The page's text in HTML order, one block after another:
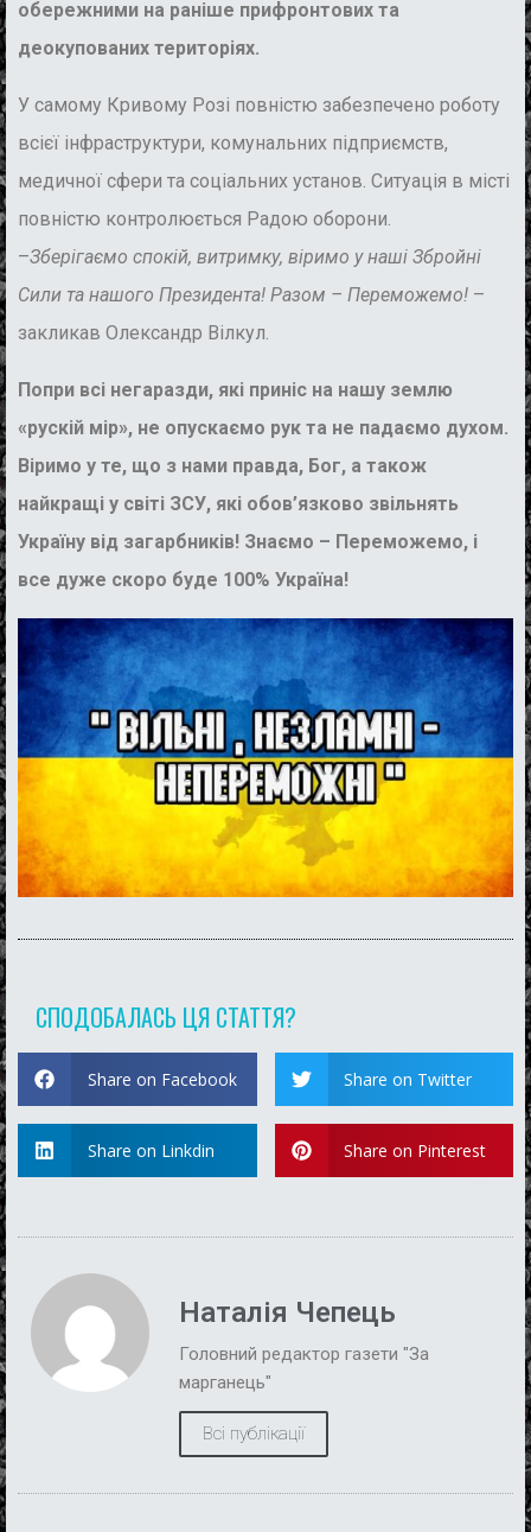
обережними на раніше прифронтових та
деокупованих територіях.
У самому Кривому Розі повністю забезпечено роботу
всієї інфраструктури, комунальних підприємств,
медичної сфери та соціальних установ. Ситуація в місті
повністю контролюється Радою оборони.
–Зберігаємо спокій, витримку, віримо у наші Збройні
Сили та нашого Президента! Разом – Переможемо! –
закликав Олександр Вілкул.
Попри всі негаразди, які приніс на нашу землю
«рускій мір», не опускаємо рук та не падаємо духом.
Віримо у те, що з нами правда, Бог, а також
найкращі у світі ЗСУ, які обов’язково звільнять
Україну від загарбників! Знаємо – Переможемо, і
все дуже скоро буде 100% Україна!
СПОДОБАЛАСЬ ЦЯ СТАТТЯ?
Share on Facebook Share on Twitter
Share on Linkdin Share on Pinterest
Наталія Чепець
Головний редактор газети "За
марганець"
Всі публікації